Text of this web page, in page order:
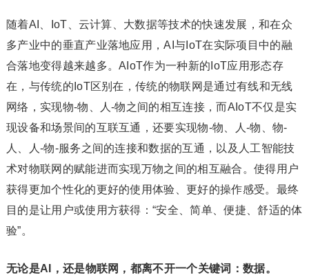
随着AI、IoT、云计算、大数据等技术的快速发展，和在众
多产业中的垂直产业落地应用，AI与IoT在实际项目中的融
合落地变得越来越多。AIoT作为一种新的IoT应用形态存
在，与传统的IoT区别在，传统的物联网是通过有线和无线
网络，实现物-物、人-物之间的相互连接，而AIoT不仅是实
现设备和场景间的互联互通，还要实现物-物、人-物、物-
人、人-物-服务之间的连接和数据的互通，以及人工智能技
术对物联网的赋能进而实现万物之间的相互融合。使得用户
获得更加个性化的更好的使用体验、更好的操作感受。最终
目的是让用户或使用方获得：“安全、简单、便捷、舒适的体
验”。
无论是AI，还是物联网，都离不开一个关键词：数据。